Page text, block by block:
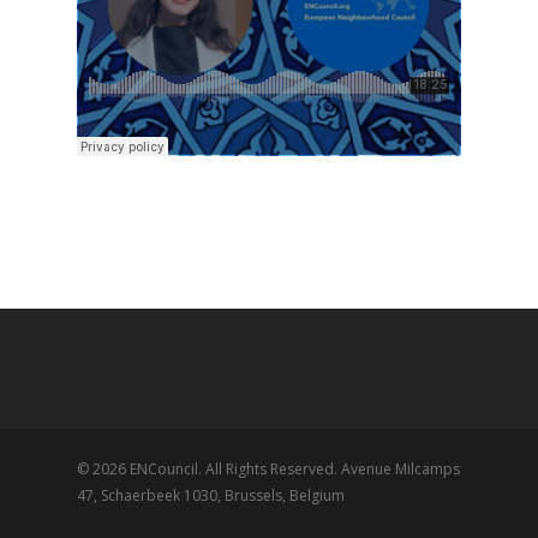
© 2026 ENCouncil. All Rights Reserved. Avenue Milcamps
47, Schaerbeek 1030, Brussels, Belgium